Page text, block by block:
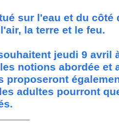
sur l'eau et du côté
la terre et le feu.
jeudi 9 avril
notions abordée et
adultes pourront